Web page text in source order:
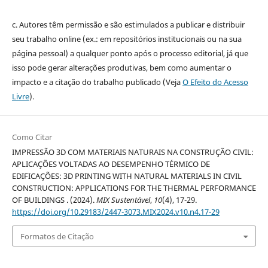
c. Autores têm permissão e são estimulados a publicar e distribuir
seu trabalho online (ex.: em repositórios institucionais ou na sua
página pessoal) a qualquer ponto após o processo editorial, já que
isso pode gerar alterações produtivas, bem como aumentar o
impacto e a citação do trabalho publicado (VejaO Efeito do Acesso
Livre).
Como Citar
IMPRESSÃO 3D COM MATERIAIS NATURAIS NA CONSTRUÇÃO CIVIL:
APLICAÇÕES VOLTADAS AO DESEMPENHO TÉRMICO DE
EDIFICAÇÕES: 3D PRINTING WITH NATURAL MATERIALS IN CIVIL
CONSTRUCTION: APPLICATIONS FOR THE THERMAL PERFORMANCE
OF BUILDINGS . (2024).MIX Sustentável, 10(4), 17-29.
https://doi.org/10.29183/2447-3073.MIX2024.v10.n4.17-29
Formatos de Citação